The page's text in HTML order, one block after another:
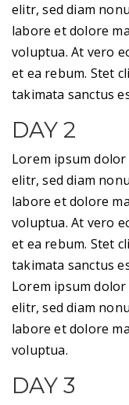
elitr, sed diam
labore et dolore
voluptua. At vero
et ea rebum. Stet
takimata sanctus
DAY 2
Lorem ipsum
elitr, sed diam
labore et dolore
voluptua. At vero
et ea rebum. Stet
takimata sanctus
Lorem ipsum
elitr, sed diam
labore et dolore
voluptua.
DAY 3